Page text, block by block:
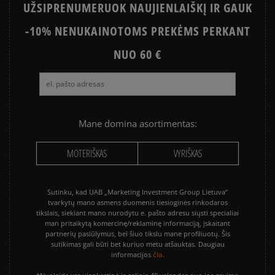
sumokėti už prekes kurjeriui kortele arba grynais.
Paslauga yra papildomai apmokestinama 3 €.
UŽSIPRENUMERUOK NAUJIENLAIŠKĮ IR GAUK
-10% NENUKAINOTOMS PREKĖMS PERKANT
NUO 60 €
Mane domina asortimentas:
MOTERIŠKAS VYRIŠKAS
Sutinku, kad UAB „Marketing Investment Group Lietuva“
tvarkytų mano asmens duomenis tiesioginės rinkodaros
tikslais, siekiant mano nurodytu e. pašto adresu siųsti specialiai
man pritaikytą komercinę/reklaminę informaciją, įskaitant
partnerių pasiūlymus, bei šiuo tikslu mane profiliuotų. Šis
sutikimas gali būti bet kuriuo metu atšauktas. Daugiau
informacijos čia.